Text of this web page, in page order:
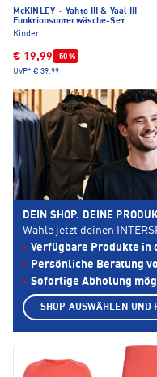
McKINLEY · Yahto III & Yaal III
Funktionsunterwäsche-Set
Kinder
€ 19,99 -50 %
UVP* € 39,99
DEIN SHOP. DEINE
Wähle jetzt deinen
Verfügbare Produkte in
Persönliche Beratung
Sofortige Abholung